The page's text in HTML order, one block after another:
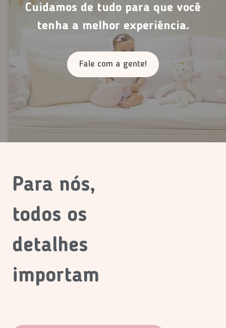
Cuidamos de tudo para que você
tenha a melhor experiência.
Fale com a gente!
Para nós,
todos os
detalhes
importam
.